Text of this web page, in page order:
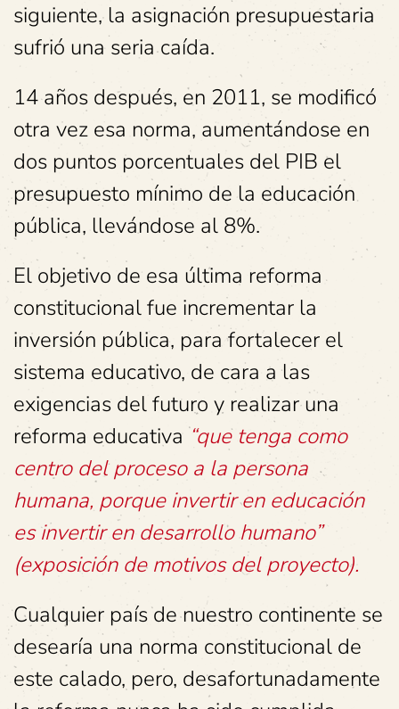
siguiente, la asignación presupuestaria
sufrió una seria caída.
14 años después, en 2011, se modificó
otra vez esa norma, aumentándose en
dos puntos porcentuales del PIB el
presupuesto mínimo de la educación
pública, llevándose al 8%.
El objetivo de esa última reforma
constitucional fue incrementar la
inversión pública, para fortalecer el
sistema educativo, de cara a las
exigencias del futuro y realizar una
reforma educativa “que tenga como
centro del proceso a la persona
humana, porque invertir en educación
es invertir en desarrollo humano”
(exposición de motivos del proyecto).
Cualquier país de nuestro continente se
desearía una norma constitucional de
este calado, pero, desafortunadamente